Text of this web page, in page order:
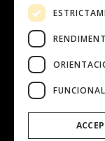
La
RENDIMENT